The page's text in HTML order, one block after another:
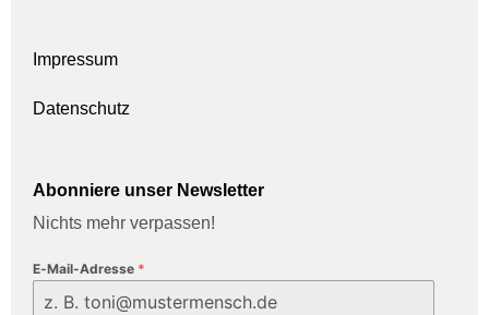
Impressum
Datenschutz
Abonniere unser Newsletter
Nichts mehr verpassen!
E-Mail-Adresse *